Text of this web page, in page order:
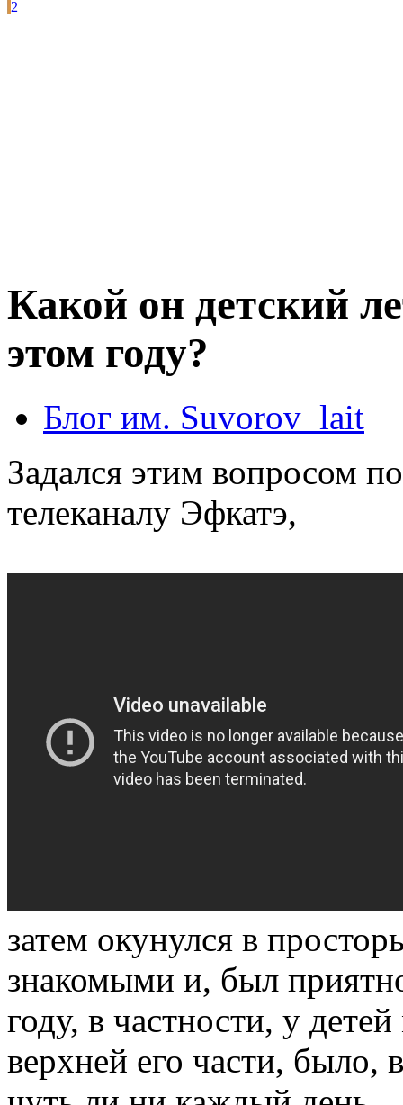
2
Какой он детский
этом году?
Блог им. Suvorov_lait
Задался этим вопросом
телеканалу Эфкатэ,
затем окунулся в
знакомыми и, был
году, в частности, у
верхней его части, было,